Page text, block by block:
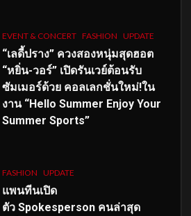
EVENT & CONCERT FASHION UPDATE
“เลดี้ปราง” ควงสองหนุ่มสุดฮอต
“หยิ่น-วอร์” เปิดรันเวย์ต้อนรับ
ซัมเมอร์ด้วย คอลเลกชั่นใหม่!ใน
งาน “Hello Summer Enjoy Your
Summer Sports”
FASHION UPDATE
แพนทีนเปิด
ตัว Spokesperson คนล่าสุด